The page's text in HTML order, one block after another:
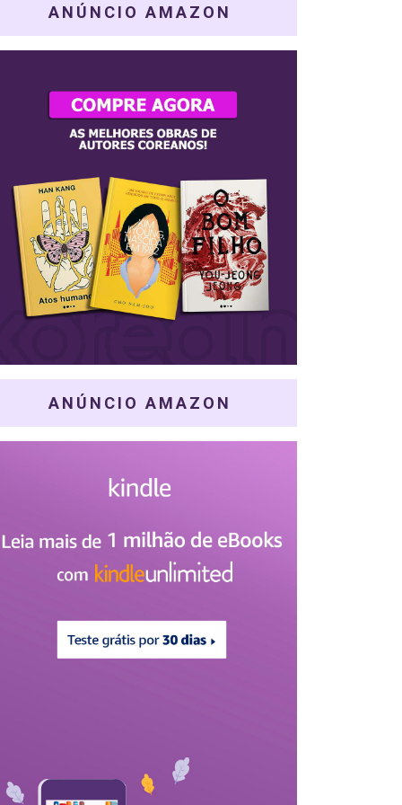
ANÚNCIO AMAZON
ANÚNCIO AMAZON